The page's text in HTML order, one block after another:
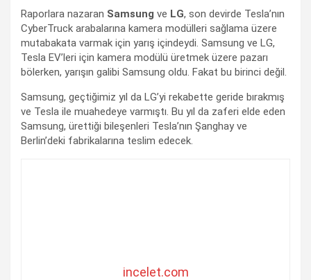
Raporlara nazaran Samsung ve LG, son devirde Tesla’nın
CyberTruck arabalarına kamera modülleri sağlama üzere
mutabakata varmak için yarış içindeydi. Samsung ve LG,
Tesla EV’leri için kamera modülü üretmek üzere pazarı
bölerken, yarışın galibi Samsung oldu. Fakat bu birinci değil.
Samsung, geçtiğimiz yıl da LG’yi rekabette geride bırakmış
ve Tesla ile muahedeye varmıştı. Bu yıl da zaferi elde eden
Samsung, ürettiği bileşenleri Tesla’nın Şanghay ve
Berlin’deki fabrikalarına teslim edecek.
incelet.com